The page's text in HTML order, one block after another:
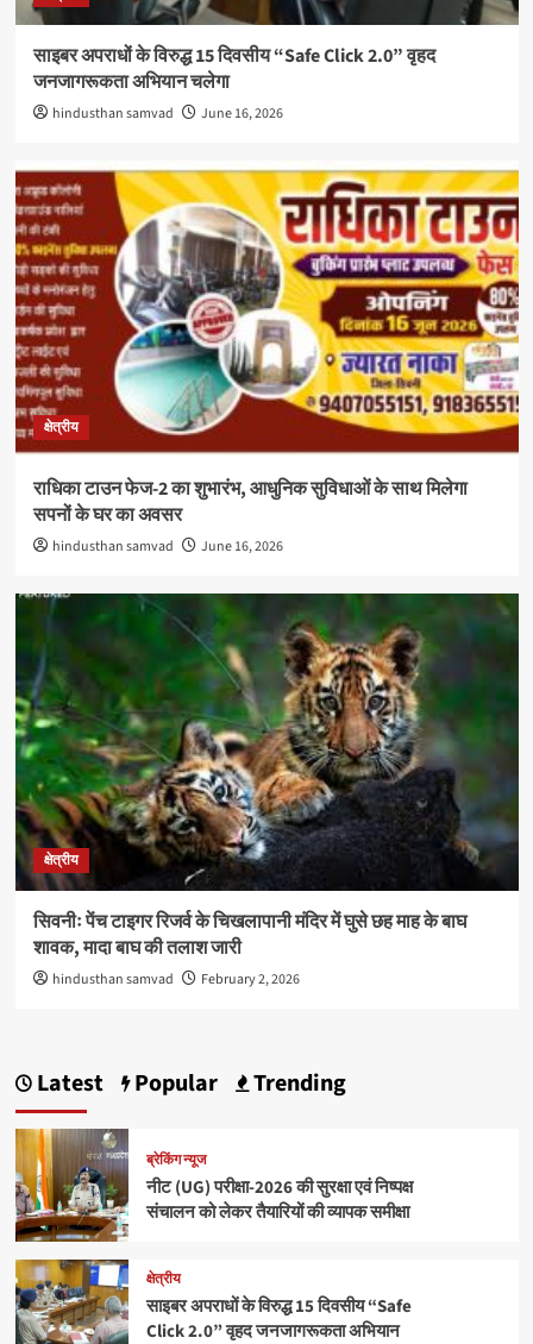
साइबर अपराधों के विरुद्ध 15 दिवसीय “Safe Click 2.0” वृहद
जनजागरूकता अभियान चलेगा
hindusthan samvad June 16, 2026
क्षेत्रीय
राधिका टाउन फेज-2 का शुभारंभ, आधुनिक सुविधाओं के साथ मिलेगा
सपनों के घर का अवसर
hindusthan samvad June 16, 2026
क्षेत्रीय
सिवनीः पेंच टाइगर रिजर्व के चिखलापानी मंदिर में घुसे छह माह के बाघ
शावक, मादा बाघ की तलाश जारी
hindusthan samvad February 2, 2026
Latest Popular Trending
ब्रेकिंग न्यूज
नीट (UG) परीक्षा-2026 की सुरक्षा एवं निष्पक्ष
संचालन को लेकर तैयारियों की व्यापक समीक्षा
क्षेत्रीय
साइबर अपराधों के विरुद्ध 15 दिवसीय “Safe
Click 2.0” वृहद जनजागरूकता अभियान